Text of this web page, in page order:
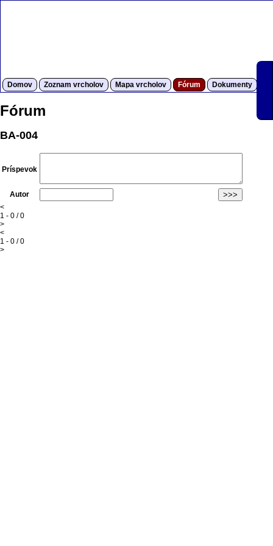
Domov Zoznam vrcholov Mapa vrcholov Fórum Dokumenty
Fórum
BA-004
Príspevok
Autor
<
1 - 0 / 0
>
<
1 - 0 / 0
>